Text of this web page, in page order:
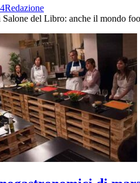
Redazione
del Libro: anche il mondo